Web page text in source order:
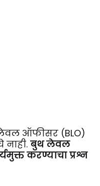
ऑफीसर (BLO)
बुथ लेवल
करण्याचा प्रश्न